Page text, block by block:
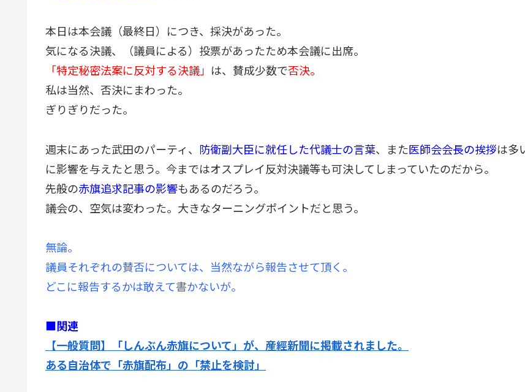
本日は本会議（最終日）につき、採決があった。
気になる決議、（議員による）投票があったため本会議に出席。
「特定秘密法案に反対する決議」 は、賛成少数で否決。
私は当然、否決にまわった。
ぎりぎりだった。
週末にあった武田のパーティ、 防衛副大臣に就任した代議士の言葉、また医師会会長の挨拶は多
に影響を与えたと思う。今まではオスプレイ反対決議等も可決してしまっていたのだから。
先般の赤旗追求記事の影響もあるのだろう。
議会の、空気は変わった。大きなターニングポイントだと思う。
無論。
議員それぞれの賛否については、当然ながら報告させて頂く。
どこに報告するかは敢えて書かないが。
■関連
【一般質問】「しんぶん赤旗について」が、産經新聞に掲載されました。
ある自治体で「赤旗配布」の「禁止を検討」